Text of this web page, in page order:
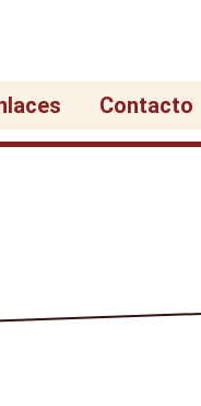
Contacto